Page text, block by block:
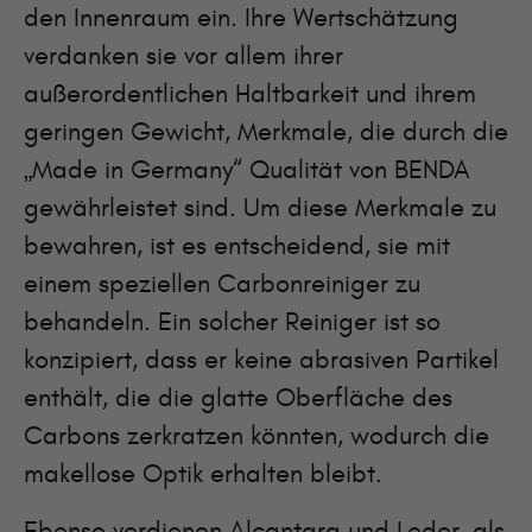
den Innenraum ein. Ihre Wertschätzung
verdanken sie vor allem ihrer
außerordentlichen Haltbarkeit und ihrem
geringen Gewicht, Merkmale, die durch die
„Made in Germany“ Qualität von BENDA
gewährleistet sind. Um diese Merkmale zu
bewahren, ist es entscheidend, sie mit
einem speziellen Carbonreiniger zu
behandeln. Ein solcher Reiniger ist so
konzipiert, dass er keine abrasiven Partikel
enthält, die die glatte Oberfläche des
Carbons zerkratzen könnten, wodurch die
makellose Optik erhalten bleibt.